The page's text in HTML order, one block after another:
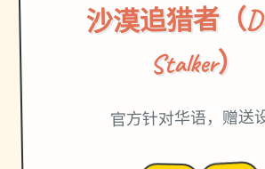
沙漠追猎者（
Stalker）
官方针对华语，赠送